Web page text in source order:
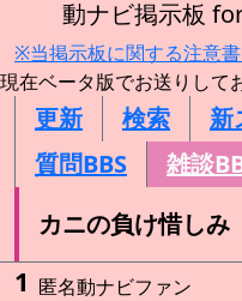
動ナビ掲示板
※当掲示板に関する注意
現在ベータ版でお送りして
更新 検索
新
質問BBS
雑談
カニの負け惜しみ
1 匿名動ナビファン